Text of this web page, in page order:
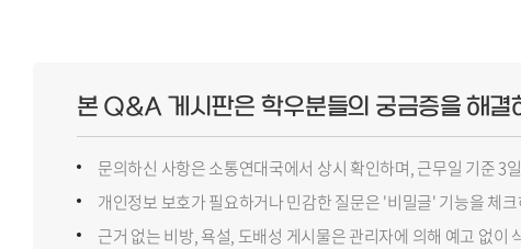
인트라
행사
H-Link
본 Q&A 게시판은 학우분들의 궁금증을 해
문의하신 사항은 소통연대국에서 상시 확인하며, 근무일 기준 3
개인정보 보호가 필요하거나 민감한 질문은 '비밀글' 기능을 체
근거 없는 비방, 욕설, 도배성 게시물은 관리자에 의해 예고 없이